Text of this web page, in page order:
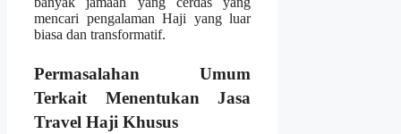
mencari pengalaman Haji yang luar
biasa dan transformatif.
Permasalahan Umum
Terkait Menentukan Jasa
Travel Haji Khusus